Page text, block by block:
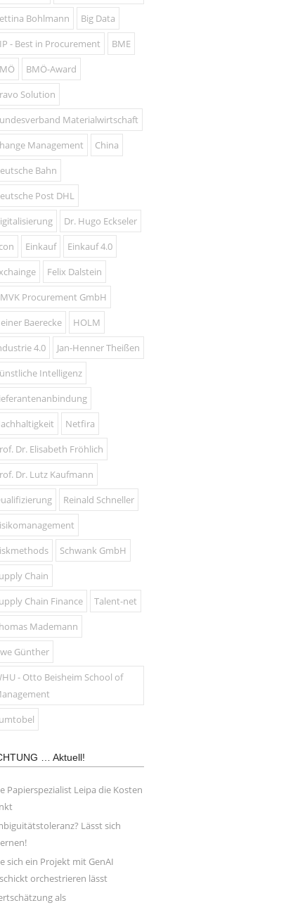
Bohlmann
Big Data
- Best in Procurement
BME
BMÖ-Award
Solution
Materialwirtschaft
Management
China
Bahn
Post DHL
Dr. Hugo Eckseler
Einkauf
Einkauf 4.0
Felix Dalstein
Procurement GmbH
Baerecke
HOLM
4.0
Jan-Henner Theißen
Intelligenz
Netfira
Dr. Elisabeth Fröhlich
Dr. Lutz Kaufmann
Reinald Schneller
Schwank GmbH
Chain
Chain Finance
Talent-net
Mademann
Günther
- Otto Beisheim School of
… Aktuell!
Papierspezialist Leipa die Kosten
Lässt sich
sich ein Projekt mit GenAI
orchestrieren lässt
als